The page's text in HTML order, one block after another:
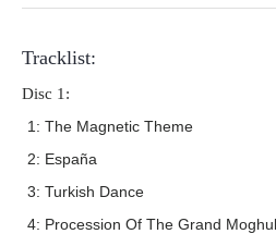
Tracklist:
Disc 1:
1: The Magnetic Theme
2: España
3: Turkish Dance
4: Procession Of The Grand Moghul